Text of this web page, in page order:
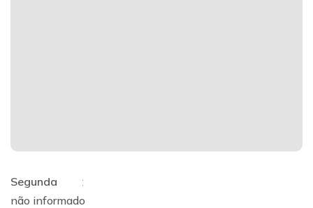
Segunda
:
não informado